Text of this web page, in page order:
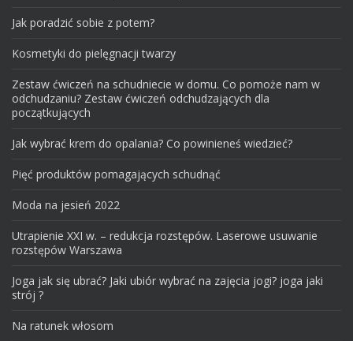
Jak poradzić sobie z potem?
Kosmetyki do pielęgnacji twarzy
Zestaw ćwiczeń na schudniecie w domu. Co pomoże nam w
odchudzaniu? Zestaw ćwiczeń odchudzających dla
początkujących
Jak wybrać krem do opalania? Co powinieneś wiedzieć?
Pięć produktów pomagających schudnąć
Moda na jesień 2022
Utrapienie XXI w. – redukcja rozstępów. Laserowe usuwanie
rozstępów Warszawa
Joga jak się ubrać? Jaki ubiór wybrać na zajęcia jogi? joga jaki
strój ?
Na ratunek włosom